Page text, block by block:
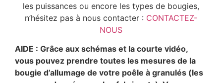
les puissances ou encore les types de bougies,
n’hésitez pas à nous contacter : CONTACTEZ-
NOUS
AIDE : Grâce aux schémas et la courte vidéo,
vous pouvez prendre toutes les mesures de la
bougie d’allumage de votre poêle à granulés (les